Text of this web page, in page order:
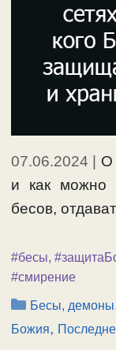
07.06.2024
О
и как можно
бесов,
#бесы,
#смирение
Рубрики
Бесы, демоны
Божия,